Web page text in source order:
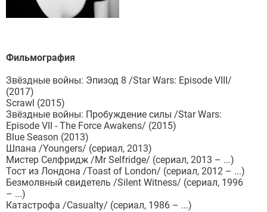
Фильмография
Звёздные войны: Эпизод 8 /Star Wars: Episode VIII/
(2017)
Scrawl (2015)
Звёздные войны: Пробуждение силы /Star Wars:
Episode VII - The Force Awakens/ (2015)
Blue Season (2013)
Шпана /Youngers/ (сериал, 2013)
Мистер Селфридж /Mr Selfridge/ (сериал, 2013 – ...)
Тост из Лондона /Toast of London/ (сериал, 2012 – ...)
Безмолвный свидетель /Silent Witness/ (сериал, 1996
– ...)
Катастрофа /Casualty/ (сериал, 1986 – ...)